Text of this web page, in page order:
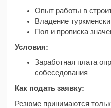
Опыт работы в
Владение
Пол и прописка
Условия:
Заработная плата
собеседования.
Как подать заявку:
Резюме принимаются